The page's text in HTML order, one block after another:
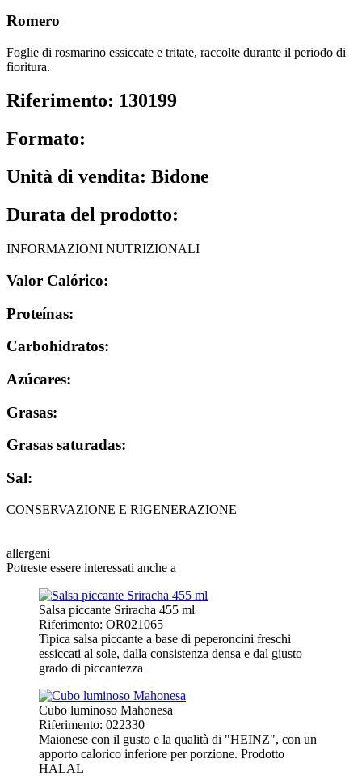
Romero
Foglie di rosmarino essiccate e tritate, raccolte durante il periodo di
fioritura.
Riferimento: 130199
Formato:
Unità di vendita: Bidone
Durata del prodotto:
INFORMAZIONI NUTRIZIONALI
Valor Calórico:
Proteínas:
Carbohidratos:
Azúcares:
Grasas:
Grasas saturadas:
Sal:
CONSERVAZIONE E RIGENERAZIONE
allergeni
Potreste essere interessati anche a
Salsa piccante Sriracha 455 ml
Riferimento: OR021065
Tipica salsa piccante a base di peperoncini freschi
essiccati al sole, dalla consistenza densa e dal giusto
grado di piccantezza
Cubo luminoso Mahonesa
Riferimento: 022330
Maionese con il gusto e la qualità di "HEINZ", con un
apporto calorico inferiore per porzione. Prodotto
HALAL